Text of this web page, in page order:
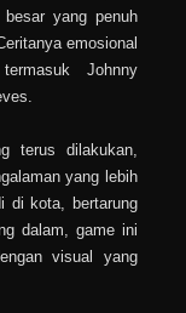
yang penuh
emosional
Johnny
terus dilakukan,
yang lebih
di kota, bertarung
dalam, game ini
visual yang